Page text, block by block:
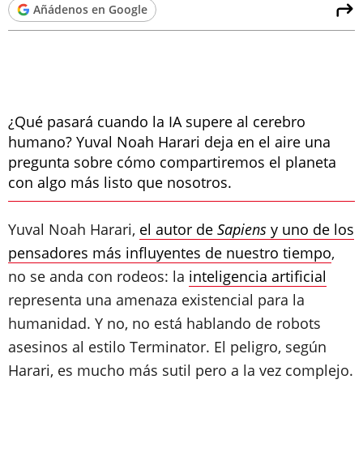
Añádenos en Google
¿Qué pasará cuando la IA supere al cerebro
humano? Yuval Noah Harari deja en el aire una
pregunta sobre cómo compartiremos el planeta
con algo más listo que nosotros.
Yuval Noah Harari, el autor de Sapiens y uno de los
pensadores más influyentes de nuestro tiempo,
no se anda con rodeos: la inteligencia artificial
representa una amenaza existencial para la
humanidad. Y no, no está hablando de robots
asesinos al estilo Terminator. El peligro, según
Harari, es mucho más sutil pero a la vez complejo.